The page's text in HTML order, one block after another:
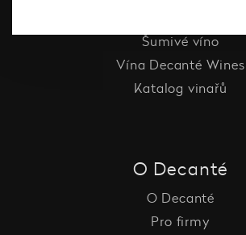
Šumivé víno
Vína Decanté Wines
Katalog vinařů
O Decanté
O Decanté
Pro firmy